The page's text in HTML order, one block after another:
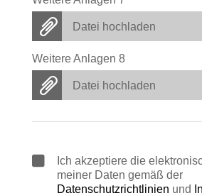
Datei hochladen
Weitere Anlagen 8
Datei hochladen
Ich akzeptiere die
meiner Daten gemäß der
Datenschutzrichtlinien und